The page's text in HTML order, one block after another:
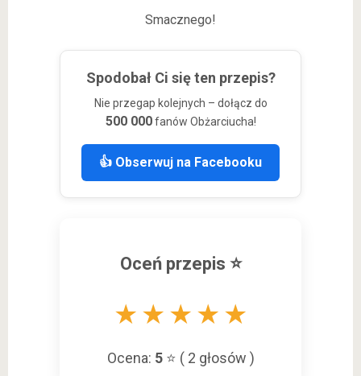
Smacznego!
Spodobał Ci się ten przepis?
Nie przegap kolejnych – dołącz do
500 000fanów Obżarciucha!
👍 Obserwuj na Facebooku
Oceń przepis ⭐
★ ★ ★ ★ ★
Ocena: 5⭐ ( 2 głosów )